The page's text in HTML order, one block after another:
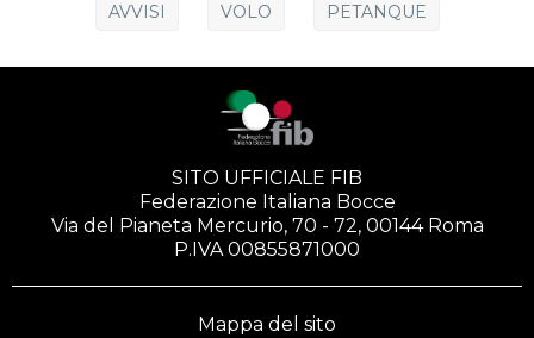
AVVISI VOLO PETANQUE
SITO UFFICIALE FIB
Federazione Italiana Bocce
Via del Pianeta Mercurio, 70 - 72, 00144 Roma
P.IVA 00855871000
Mappa del sito